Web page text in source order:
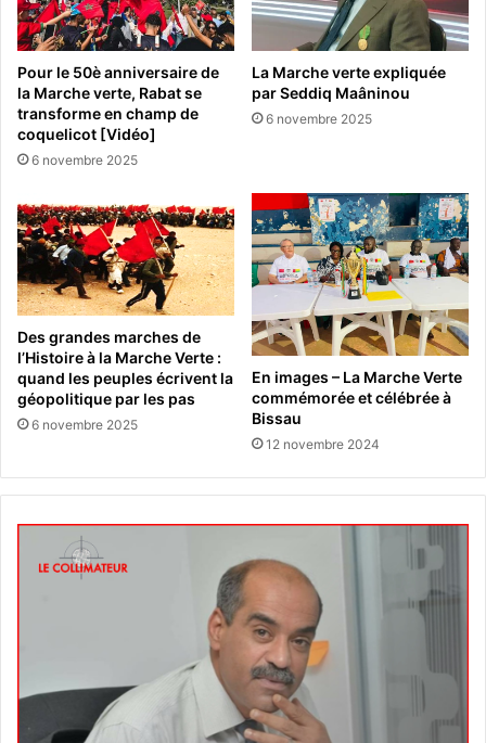
Pour le 50è anniversaire de
la Marche verte, Rabat se
transforme en champ de
coquelicot [Vidéo]
6 novembre 2025
La Marche verte expliquée
par Seddiq Maâninou
6 novembre 2025
Des grandes marches de
l’Histoire à la Marche Verte :
quand les peuples écrivent la
géopolitique par les pas
6 novembre 2025
En images – La Marche Verte
commémorée et célébrée à
Bissau
12 novembre 2024